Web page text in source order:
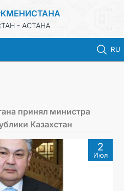
- АСТАНА
RU
УСЛУГИ
МИД
принял министра
Казахстан
2
Июл